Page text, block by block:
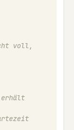
voll,
erhält